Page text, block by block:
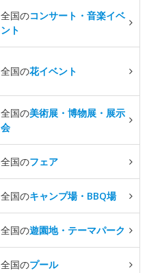
全国のコンサート・音楽イベ
ント
全国の花イベント
全国の美術展・博物展・展示
会
全国のフェア
全国のキャンプ場・BBQ場
全国の遊園地・テーマパーク
全国のプール